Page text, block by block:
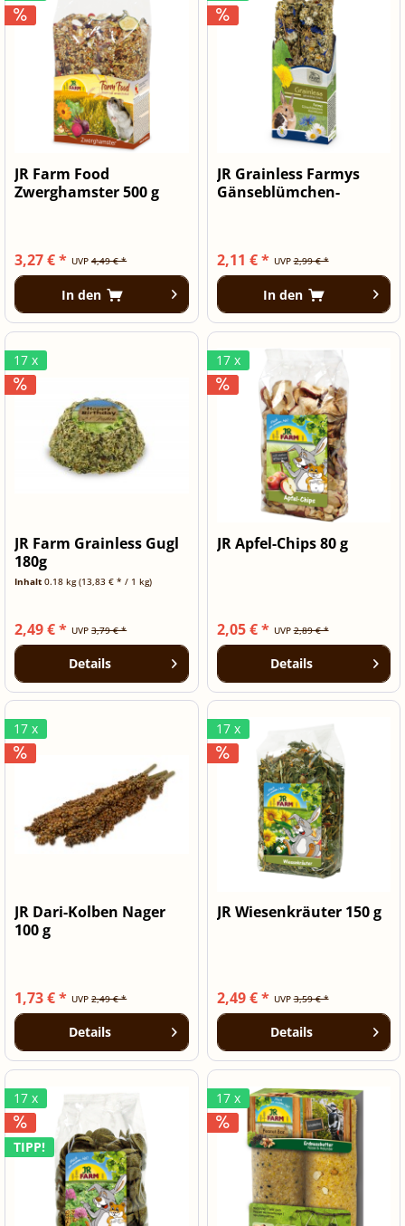
JR Farm Food
Zwerghamster 500 g
UVP4,49 € *
3,27 € *
In den
JR Grainless Farmys
Gänseblümchen-
UVP2,99 € *
2,11 € *
In den
17 x
JR Farm Grainless Gugl
180g
Inhalt0.18 kg(13,83 € * / 1 kg)
UVP3,79 € *
2,49 € *
Details
17 x
JR Apfel-Chips 80 g
UVP2,89 € *
2,05 € *
Details
17 x
JR Dari-Kolben Nager
100 g
UVP2,49 € *
1,73 € *
Details
17 x
JR Wiesenkräuter 150 g
UVP3,59 € *
2,49 € *
Details
17 x
TIPP!
17 x